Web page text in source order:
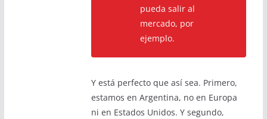
pueda salir al
mercado, por
ejemplo.
Y está perfecto que así sea. Primero,
estamos en Argentina, no en Europa
ni en Estados Unidos. Y segundo,